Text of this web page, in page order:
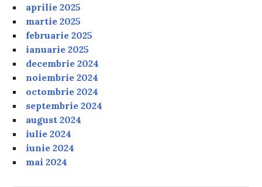
aprilie 2025
martie 2025
februarie 2025
ianuarie 2025
decembrie 2024
noiembrie 2024
octombrie 2024
septembrie 2024
august 2024
iulie 2024
iunie 2024
mai 2024